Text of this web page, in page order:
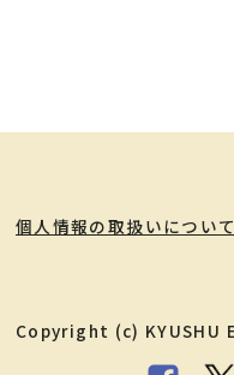
個人情報の取扱いについて
Copyright (c) KYUSHU